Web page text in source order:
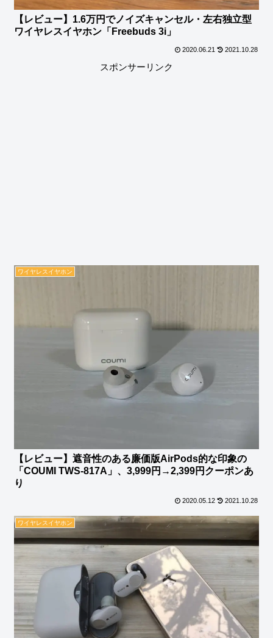
【レビュー】1.6万円でノイズキャンセル・左右独立型
ワイヤレスイヤホン「Freebuds 3i」
2020.06.21 2021.10.28
スポンサーリンク
ワイヤレスイヤホン
【レビュー】遮音性のある廉価版AirPods的な印象の
「COUMI TWS-817A」、3,999円→2,399円クーポンあ
り
2020.05.12 2021.10.28
ワイヤレスイヤホン